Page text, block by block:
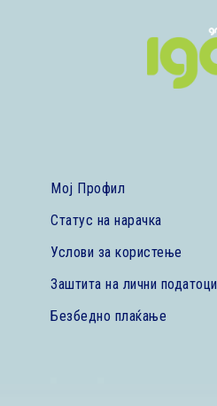
Мој Профил
Статус на нарачка
Услови за користење
Заштита на лични податоци
Безбедно плаќање